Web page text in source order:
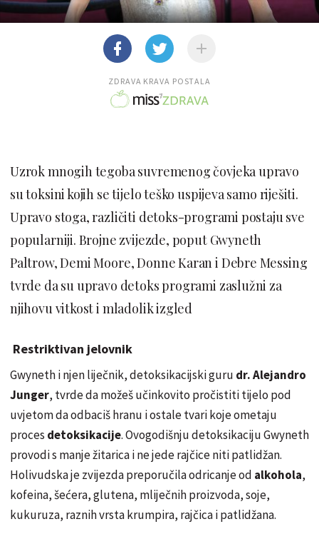
ZDRAVA KRAVA POSTALA
Uzrok mnogih tegoba suvremenog čovjeka upravo
su toksini kojih se tijelo teško uspijeva samo riješiti.
Upravo stoga, različiti detoks-programi postaju sve
popularniji. Brojne zvijezde, poput Gwyneth
Paltrow, Demi Moore, Donne Karan i Debre Messing
tvrde da su upravo detoks programi zaslužni za
njihovu vitkost i mladolik izgled
Restriktivan jelovnik
Gwyneth i njen liječnik, detoksikacijski guru dr. Alejandro
Junger, tvrde da možeš učinkovito pročistiti tijelo pod
uvjetom da odbaciš hranu i ostale tvari koje ometaju
proces detoksikacije. Ovogodišnju detoksikaciju Gwyneth
provodi s manje žitarica i ne jede rajčice niti patlidžan.
Holivudska je zvijezda preporučila odricanje od alkohola,
kofeina, šećera, glutena, mliječnih proizvoda, soje,
kukuruza, raznih vrsta krumpira, rajčica i patlidžana.